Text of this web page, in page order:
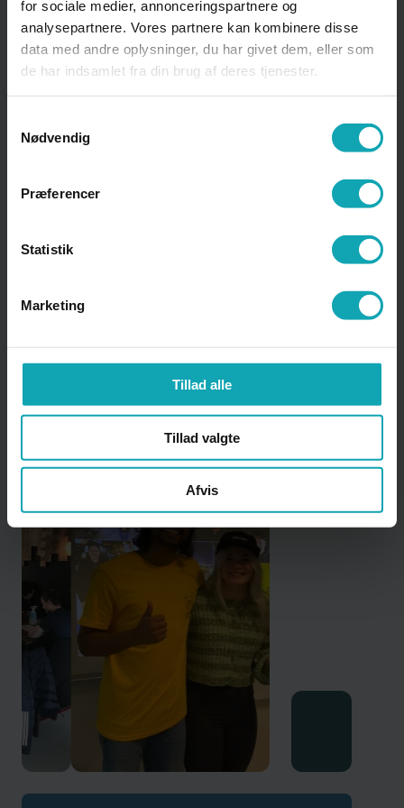
for sociale medier, annonceringspartnere og
analysepartnere. Vores partnere kan kombinere disse
data med andre oplysninger, du har givet dem, eller som
de har indsamlet fra din brug af deres tjenester.
Nødvendig
Præferencer
Statistik
Marketing
Tillad alle
Tillad valgte
Afvis
Vores hverdag
Følg os her